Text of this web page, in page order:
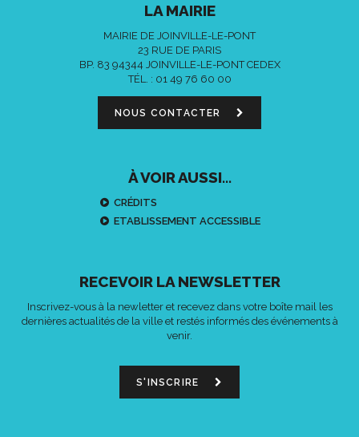
LA MAIRIE
MAIRIE DE JOINVILLE-LE-PONT
23 RUE DE PARIS
BP. 83 94344 JOINVILLE-LE-PONT CEDEX
TÉL. : 01 49 76 60 00
NOUS CONTACTER
À VOIR AUSSI...
CRÉDITS
ETABLISSEMENT ACCESSIBLE
RECEVOIR LA NEWSLETTER
Inscrivez-vous à la newletter et recevez dans votre boîte mail les
dernières actualités de la ville et restés informés des événements à
venir.
S'INSCRIRE